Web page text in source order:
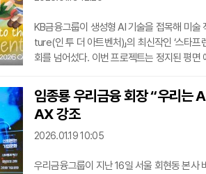
KB금융그룹이 생성형 AI 기술을 접목해 미
ture(인 투 더 아트벤처)」의 최신작인 ‘스타
회를 넘어섰다. 이번 프로젝트는 정지된 평
연스럽게 움직이도록 제작되어 대중의 눈길
적으로 강조해 온 포용금융 및 문화예술 지
특별전인 ‘ZOOM-
임종룡 우리금융 회장 “우리는
AX 강조
2026.01.19 10:05
우리금융그룹이 지난 16일 서울 회현동 본사